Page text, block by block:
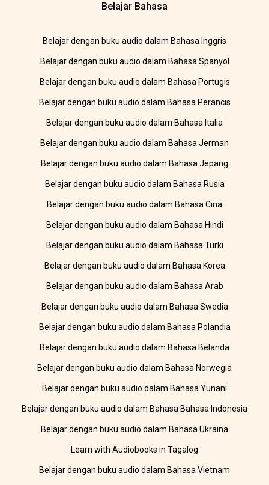
Belajar Bahasa
Belajar dengan buku audio dalam Bahasa Inggris
Belajar dengan buku audio dalam Bahasa Spanyol
Belajar dengan buku audio dalam Bahasa Portugis
Belajar dengan buku audio dalam Bahasa Perancis
Belajar dengan buku audio dalam Bahasa Italia
Belajar dengan buku audio dalam Bahasa Jerman
Belajar dengan buku audio dalam Bahasa Jepang
Belajar dengan buku audio dalam Bahasa Rusia
Belajar dengan buku audio dalam Bahasa Cina
Belajar dengan buku audio dalam Bahasa Hindi
Belajar dengan buku audio dalam Bahasa Turki
Belajar dengan buku audio dalam Bahasa Korea
Belajar dengan buku audio dalam Bahasa Arab
Belajar dengan buku audio dalam Bahasa Swedia
Belajar dengan buku audio dalam Bahasa Polandia
Belajar dengan buku audio dalam Bahasa Belanda
Belajar dengan buku audio dalam Bahasa Norwegia
Belajar dengan buku audio dalam Bahasa Yunani
Belajar dengan buku audio dalam Bahasa Bahasa Indonesia
Belajar dengan buku audio dalam Bahasa Ukraina
Learn with Audiobooks in Tagalog
Belajar dengan buku audio dalam Bahasa Vietnam